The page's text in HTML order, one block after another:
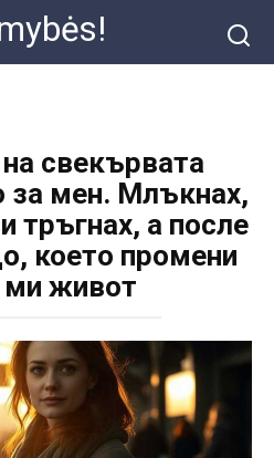
свекървата
мен. Млъкнах,
тръгнах, а после
което промени
ми живот